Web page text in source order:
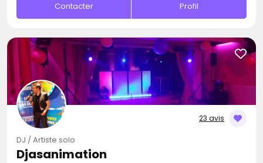
Contacter Profil
23 avis
DJ / Artiste solo
Djasanimation